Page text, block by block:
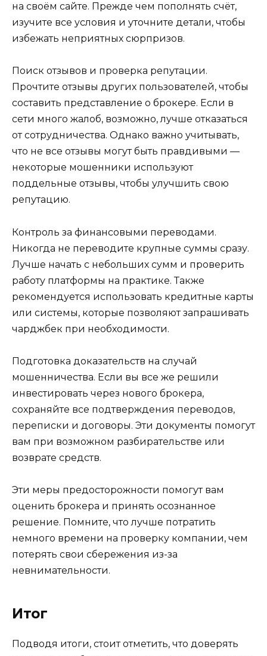
на своём сайте. Прежде чем пополнять счёт,
изучите все условия и уточните детали, чтобы
избежать неприятных сюрпризов.
Поиск отзывов и проверка репутации.
Прочтите отзывы других пользователей, чтобы
составить представление о брокере. Если в
сети много жалоб, возможно, лучше отказаться
от сотрудничества. Однако важно учитывать,
что не все отзывы могут быть правдивыми —
некоторые мошенники используют
поддельные отзывы, чтобы улучшить свою
репутацию.
Контроль за финансовыми переводами.
Никогда не переводите крупные суммы сразу.
Лучше начать с небольших сумм и проверить
работу платформы на практике. Также
рекомендуется использовать кредитные карты
или системы, которые позволяют запрашивать
чарджбек при необходимости.
Подготовка доказательств на случай
мошенничества. Если вы все же решили
инвестировать через нового брокера,
сохраняйте все подтверждения переводов,
переписки и договоры. Эти документы помогут
вам при возможном разбирательстве или
возврате средств.
Эти меры предосторожности помогут вам
оценить брокера и принять осознанное
решение. Помните, что лучше потратить
немного времени на проверку компании, чем
потерять свои сбережения из-за
невнимательности.
Итог
Подводя итоги, стоит отметить, что доверять